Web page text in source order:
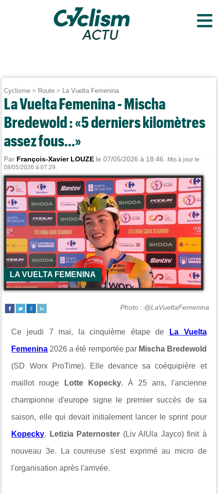
≡
Cyclisme > Route > La Vuelta Femenina
La Vuelta Femenina - Mischa
Bredewold : «5 derniers kilomètres
assez fous…»
Par François-Xavier LOUZE le 07/05/2026 à 18:46.
Mis à jour le
08/05/2026 à 07:29.
LA VUELTA FEMENINA
Photo : @LaVueltaFemenina
Ce jeudi 7 mai, la cinquième étape de La Vuelta
Femenina 2026 a été remportée par Mischa Bredewold
(SD Worx ProTime). Elle devance sa coéquipière et
maillot rouge Lotte Kopecky. À 25 ans, l'ancienne
championne d'europe signe le premier succès de sa
saison, elle qui devait initialement lancer le sprint pour
Kopecky. Letizia Paternoster (Liv AlUla Jayco) finit à
nouveau 3e. La coureuse s'est exprimé au micro de
l'organisation après l'arrivée.